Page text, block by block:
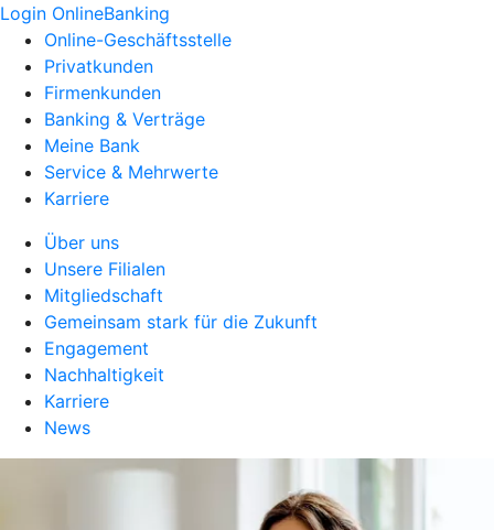
Login OnlineBanking
Online-Geschäftsstelle
Privatkunden
Firmenkunden
Banking & Verträge
Meine Bank
Service & Mehrwerte
Karriere
Über uns
Unsere Filialen
Mitgliedschaft
Gemeinsam stark für die Zukunft
Engagement
Nachhaltigkeit
Karriere
News